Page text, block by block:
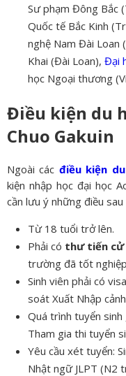
Sư phạm Đông Bắc
Quốc tế Bắc Kinh
nghệ Nam Đài Loan
Khai (Đài Loan), Đại
học Ngoại thương
Điều kiện du
Chuo Gakuin
Ngoài các điều kiện
kiện nhập học đại học
cần lưu ý những điều sau
Từ 18 tuổi trở lên.
Phải có thư tiến cử
trường đã tốt
Sinh viên phải có
soát Xuất Nhập
Quá trình tuyển
Tham gia thi tuyển
Yêu cầu xét tuyển:
Nhật ngữ JLPT (N2